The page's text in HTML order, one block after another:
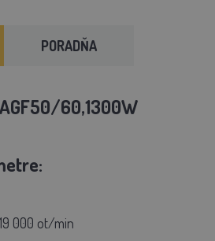
PORADŇA
60,1300W
000 ot/min